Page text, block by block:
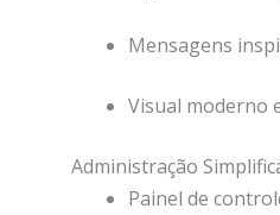
Mensagens
Visual moderno
Administração
Painel de